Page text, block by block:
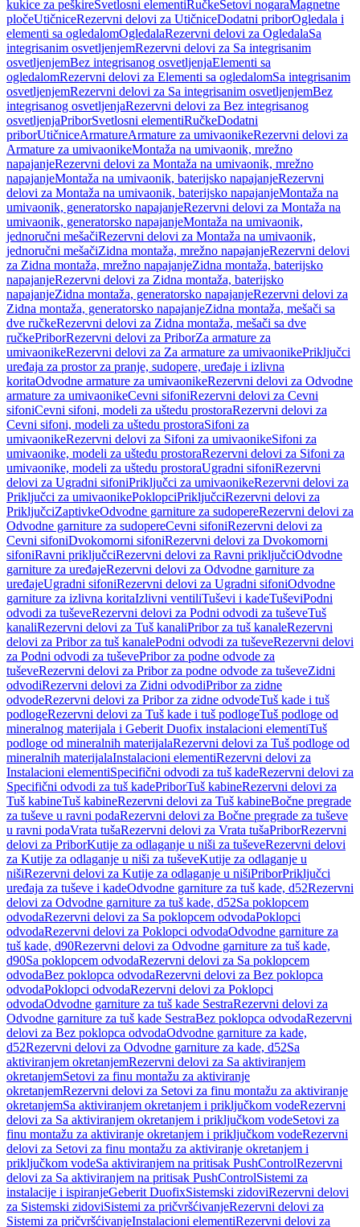
kukice za peškireSvetlosni elementiRučkeSetovi nogaraMagnetne
pločeUtičniceRezervni delovi za UtičniceDodatni priborOgledala i
elementi sa ogledalomOgledalaRezervni delovi za OgledalaSa
integrisanim osvetljenjemRezervni delovi za Sa integrisanim
osvetljenjemBez integrisanog osvetljenjaElementi sa
ogledalomRezervni delovi za Elementi sa ogledalomSa integrisanim
osvetljenjemRezervni delovi za Sa integrisanim osvetljenjemBez
integrisanog osvetljenjaRezervni delovi za Bez integrisanog
osvetljenjaPriborSvetlosni elementiRučkeDodatni
priborUtičniceArmatureArmature za umivaonikeRezervni delovi za
Armature za umivaonikeMontaža na umivaonik, mrežno
napajanjeRezervni delovi za Montaža na umivaonik, mrežno
napajanjeMontaža na umivaonik, baterijsko napajanjeRezervni
delovi za Montaža na umivaonik, baterijsko napajanjeMontaža na
umivaonik, generatorsko napajanjeRezervni delovi za Montaža na
umivaonik, generatorsko napajanjeMontaža na umivaonik,
jednoručni mešačiRezervni delovi za Montaža na umivaonik,
jednoručni mešačiZidna montaža, mrežno napajanjeRezervni delovi
za Zidna montaža, mrežno napajanjeZidna montaža, baterijsko
napajanjeRezervni delovi za Zidna montaža, baterijsko
napajanjeZidna montaža, generatorsko napajanjeRezervni delovi za
Zidna montaža, generatorsko napajanjeZidna montaža, mešači sa
dve ručkeRezervni delovi za Zidna montaža, mešači sa dve
ručkePriborRezervni delovi za PriborZa armature za
umivaonikeRezervni delovi za Za armature za umivaonikePriključci
uređaja za prostor za pranje, sudopere, uređaje i izlivna
koritaOdvodne armature za umivaonikeRezervni delovi za Odvodne
armature za umivaonikeCevni sifoniRezervni delovi za Cevni
sifoniCevni sifoni, modeli za uštedu prostoraRezervni delovi za
Cevni sifoni, modeli za uštedu prostoraSifoni za
umivaonikeRezervni delovi za Sifoni za umivaonikeSifoni za
umivaonike, modeli za uštedu prostoraRezervni delovi za Sifoni za
umivaonike, modeli za uštedu prostoraUgradni sifoniRezervni
delovi za Ugradni sifoniPriključci za umivaonikeRezervni delovi za
Priključci za umivaonikePoklopciPriključciRezervni delovi za
PriključciZaptivkeOdvodne garniture za sudopereRezervni delovi za
Odvodne garniture za sudopereCevni sifoniRezervni delovi za
Cevni sifoniDvokomorni sifoniRezervni delovi za Dvokomorni
sifoniRavni priključciRezervni delovi za Ravni priključciOdvodne
garniture za uređajeRezervni delovi za Odvodne garniture za
uređajeUgradni sifoniRezervni delovi za Ugradni sifoniOdvodne
garniture za izlivna koritaIzlivni ventiliTuševi i kadeTuševiPodni
odvodi za tuševeRezervni delovi za Podni odvodi za tuševeTuš
kanaliRezervni delovi za Tuš kanaliPribor za tuš kanaleRezervni
delovi za Pribor za tuš kanalePodni odvodi za tuševeRezervni delovi
za Podni odvodi za tuševePribor za podne odvode za
tuševeRezervni delovi za Pribor za podne odvode za tuševeZidni
odvodiRezervni delovi za Zidni odvodiPribor za zidne
odvodeRezervni delovi za Pribor za zidne odvodeTuš kade i tuš
podlogeRezervni delovi za Tuš kade i tuš podlogeTuš podloge od
mineralnog materijala i Geberit Duofix instalacioni elementiTuš
podloge od mineralnih materijalaRezervni delovi za Tuš podloge od
mineralnih materijalaInstalacioni elementiRezervni delovi za
Instalacioni elementiSpecifični odvodi za tuš kadeRezervni delovi za
Specifični odvodi za tuš kadePriborTuš kabineRezervni delovi za
Tuš kabineTuš kabineRezervni delovi za Tuš kabineBočne pregrade
za tuševe u ravni podaRezervni delovi za Bočne pregrade za tuševe
u ravni podaVrata tušaRezervni delovi za Vrata tušaPriborRezervni
delovi za PriborKutije za odlaganje u niši za tuševeRezervni delovi
za Kutije za odlaganje u niši za tuševeKutije za odlaganje u
nišiRezervni delovi za Kutije za odlaganje u nišiPriborPriključci
uređaja za tuševe i kadeOdvodne garniture za tuš kade, d52Rezervni
delovi za Odvodne garniture za tuš kade, d52Sa poklopcem
odvodaRezervni delovi za Sa poklopcem odvodaPoklopci
odvodaRezervni delovi za Poklopci odvodaOdvodne garniture za
tuš kade, d90Rezervni delovi za Odvodne garniture za tuš kade,
d90Sa poklopcem odvodaRezervni delovi za Sa poklopcem
odvodaBez poklopca odvodaRezervni delovi za Bez poklopca
odvodaPoklopci odvodaRezervni delovi za Poklopci
odvodaOdvodne garniture za tuš kade SestraRezervni delovi za
Odvodne garniture za tuš kade SestraBez poklopca odvodaRezervni
delovi za Bez poklopca odvodaOdvodne garniture za kade,
d52Rezervni delovi za Odvodne garniture za kade, d52Sa
aktiviranjem okretanjemRezervni delovi za Sa aktiviranjem
okretanjemSetovi za finu montažu za aktiviranje
okretanjemRezervni delovi za Setovi za finu montažu za aktiviranje
okretanjemSa aktiviranjem okretanjem i priključkom vodeRezervni
delovi za Sa aktiviranjem okretanjem i priključkom vodeSetovi za
finu montažu za aktiviranje okretanjem i priključkom vodeRezervni
delovi za Setovi za finu montažu za aktiviranje okretanjem i
priključkom vodeSa aktiviranjem na pritisak PushControlRezervni
delovi za Sa aktiviranjem na pritisak PushControlSistemi za
instalacije i ispiranjeGeberit DuofixSistemski zidoviRezervni delovi
za Sistemski zidoviSistemi za pričvršćivanjeRezervni delovi za
Sistemi za pričvršćivanjeInstalacioni elementiRezervni delovi za